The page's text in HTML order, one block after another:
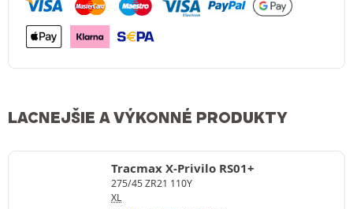
LACNEJŠIE A VÝKONNÉ PRODUKTY
Tracmax X-Privilo RS01+
275/45 ZR21 110Y
XL